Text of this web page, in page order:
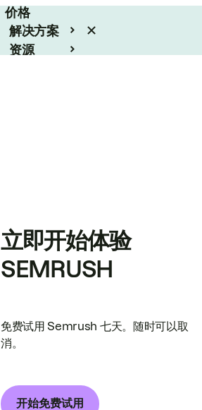
价格
解决方案
资源
立即开始体验
SEMRUSH
免费试用 Semrush 七天。随时可以取
消。
开始免费试用